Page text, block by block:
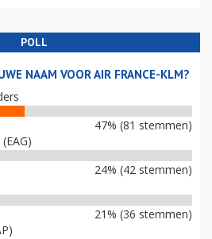
POLL
NAAM VOOR AIR FRANCE-KLM?
47% (81 stemmen)
24% (42 stemmen)
21% (36 stemmen)